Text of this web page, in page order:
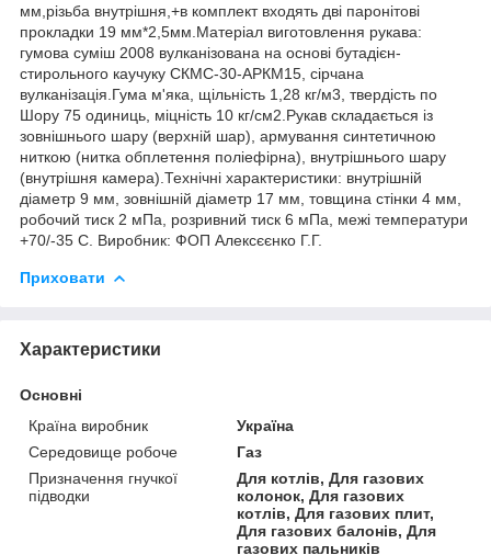
мм,різьба внутрішня,+в комплект входять дві паронітові
прокладки 19 мм*2,5мм. Матеріал виготовлення рукава:
гумова суміш 2008 вулканізована на основі бутадієн-
стирольного каучуку СКМС-30-АРКМ15, сірчана
вулканізація. Гума м'яка, щільність 1,28 кг/м3, твердість по
Шору 75 одиниць, міцність 10 кг/см2. Рукав складається із
зовнішнього шару (верхній шар), армування синтетичною
ниткою (нитка обплетення поліефірна), внутрішнього шару
(внутрішня камера). Технічні характеристики: внутрішній
діаметр 9 мм, зовнішній діаметр 17 мм, товщина стінки 4 мм,
робочий тиск 2 мПа, розривний тиск 6 мПа, межі температури
+70/-35 С. Виробник: ФОП Алексєєнко Г.Г.
Приховати
Характеристики
Основні
Країна виробник
Україна
Середовище робоче
Газ
Призначення гнучкої
підводки
Для котлів, Для газових
колонок, Для газових
котлів, Для газових плит,
Для газових балонів, Для
газових пальників